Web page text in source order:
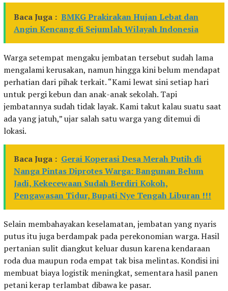
Baca Juga : BMKG Prakirakan Hujan Lebat dan
Angin Kencang di Sejumlah Wilayah Indonesia
Warga setempat mengaku jembatan tersebut sudah lama
mengalami kerusakan, namun hingga kini belum mendapat
perhatian dari pihak terkait. “Kami lewat sini setiap hari
untuk pergi kebun dan anak-anak sekolah. Tapi
jembatannya sudah tidak layak. Kami takut kalau suatu saat
ada yang jatuh,” ujar salah satu warga yang ditemui di
lokasi.
Baca Juga : Gerai Koperasi Desa Merah Putih di
Nanga Pintas Diprotes Warga: Bangunan Belum
Jadi, Kekecewaan Sudah Berdiri Kokoh,
Pengawasan Tidur, Bupati Nye Tengah Liburan !!!
Selain membahayakan keselamatan, jembatan yang nyaris
putus itu juga berdampak pada perekonomian warga. Hasil
pertanian sulit diangkut keluar dusun karena kendaraan
roda dua maupun roda empat tak bisa melintas. Kondisi ini
membuat biaya logistik meningkat, sementara hasil panen
petani kerap terlambat dibawa ke pasar.